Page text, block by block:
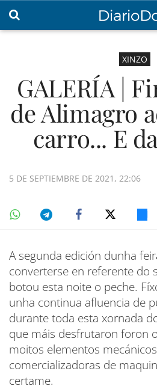
XINZO
GALERÍA |
de Alimagro
carro... E
5 DE SEPTIEMBRE DE 2021, 22:06
A segunda edición dunha
converterse en referente do
botou esta noite o peche.
unha continua afluencia de
durante toda esta xornada
que máis desfrutaron foron
moitos elementos
comercializadoras de
certame.